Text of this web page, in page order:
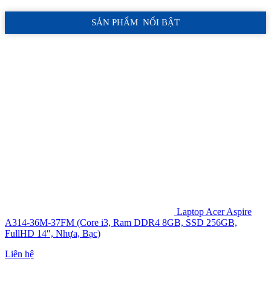
SẢN PHẨM NỔI BẬT
Laptop Acer Aspire
A314-36M-37FM (Core i3, Ram DDR4 8GB, SSD 256GB,
FullHD 14″, Nhựa, Bạc)
Liên hệ